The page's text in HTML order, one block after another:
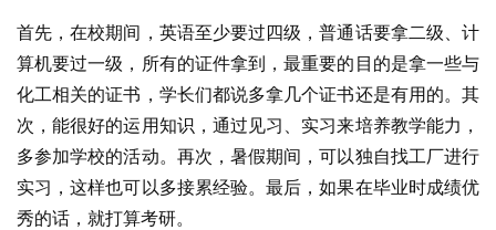
首先，在校期间，英语至少要过四级，普通话要拿二级、计
算机要过一级，所有的证件拿到，最重要的目的是拿一些与
化工相关的证书，学长们都说多拿几个证书还是有用的。其
次，能很好的运用知识，通过见习、实习来培养教学能力，
多参加学校的活动。再次，暑假期间，可以独自找工厂进行
实习，这样也可以多接累经验。最后，如果在毕业时成绩优
秀的话，就打算考研。